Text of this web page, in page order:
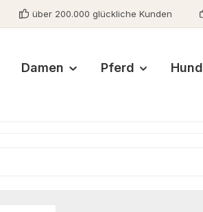
über 200.000 glückliche Kunden
Damen Pferd Hund